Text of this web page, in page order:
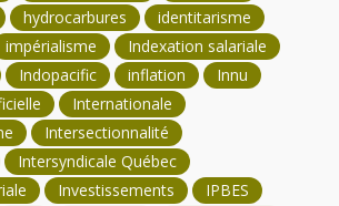
hydrocarbures
identitarisme
impérialisme
Indexation salariale
Indopacific inflation
Innu
Internationale
Intersectionnalité
Intersyndicale Québec
Investissements
IPBES